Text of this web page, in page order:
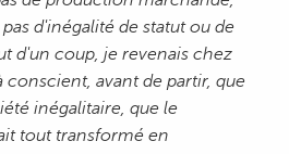
pas d'inégalité de statut ou de
d'un coup, je revenais chez
conscient, avant de partir, que
inégalitaire, que le
tout transformé en